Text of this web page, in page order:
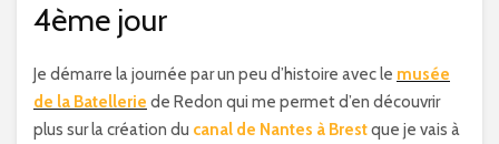
4ème jour
Je démarre la journée par un peu d’histoire avec le musée
de la Batellerie de Redon qui me permet d’en découvrir
plus sur la création du canal de Nantes à Brestque je vais à